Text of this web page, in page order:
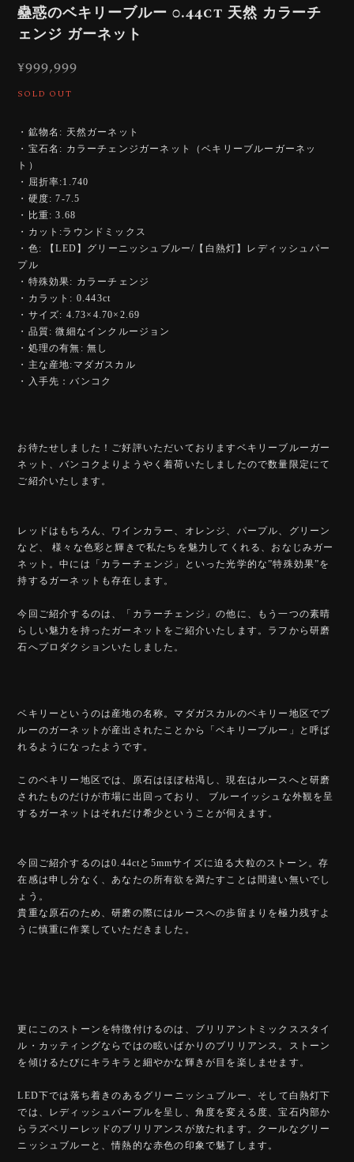
蠱惑のベキリーブルー 0.44ct 天然 カラーチ
ェンジ ガーネット
¥999,999
SOLD OUT
・鉱物名: 天然ガーネット
・宝石名: カラーチェンジガーネット（ベキリーブルーガーネッ
ト）
・屈折率:1.740
・硬度: 7-7.5
・比重: 3.68
・カット:ラウンドミックス
・色: 【LED】グリーニッシュブルー/【白熱灯】レディッシュパー
プル
・特殊効果: カラーチェンジ
・カラット: 0.443ct
・サイズ: 4.73×4.70×2.69
・品質: 微細なインクルージョン
・処理の有無: 無し
・主な産地:マダガスカル
・入手先：バンコク
お待たせしました！ご好評いただいておりますベキリーブルーガー
ネット、バンコクよりようやく着荷いたしましたので数量限定にて
ご紹介いたします。
レッドはもちろん、ワインカラー、オレンジ、パープル、グリーン
など、 様々な色彩と輝きで私たちを魅力してくれる、おなじみガー
ネット。中には「カラーチェンジ」といった光学的な”特殊効果”を
持するガーネットも存在します。
今回ご紹介するのは、「カラーチェンジ」の他に、もう一つの素晴
らしい魅力を持ったガーネットをご紹介いたします。ラフから研磨
石へプロダクションいたしました。
ベキリーというのは産地の名称。マダガスカルのベキリー地区でブ
ルーのガーネットが産出されたことから「ベキリーブルー」と呼ば
れるようになったようです。
このベキリー地区では、原石はほぼ枯渇し、現在はルースへと研磨
されたものだけが市場に出回っており、 ブルーイッシュな外観を呈
するガーネットはそれだけ希少ということが伺えます。
今回ご紹介するのは0.44ctと5mmサイズに迫る大粒のストーン。存
在感は申し分なく、あなたの所有欲を満たすことは間違い無いでし
ょう。
貴重な原石のため、研磨の際にはルースへの歩留まりを極力残すよ
うに慎重に作業していただきました。
更にこのストーンを特徴付けるのは、ブリリアントミックススタイ
ル・カッティングならではの眩いばかりのブリリアンス。ストーン
を傾けるたびにキラキラと細やかな輝きが目を楽しませます。
LED下では落ち着きのあるグリーニッシュブルー、そして白熱灯下
では、レディッシュパープルを呈し、角度を変える度、宝石内部か
らラズベリーレッドのブリリアンスが放たれます。クールなグリー
ニッシュブルーと、情熱的な赤色の印象で魅了します。